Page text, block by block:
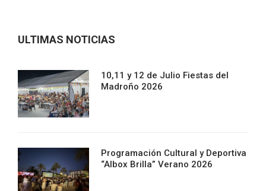
ULTIMAS NOTICIAS
10,11 y 12 de Julio Fiestas del
Madroño 2026
Programación Cultural y Deportiva
“Albox Brilla” Verano 2026